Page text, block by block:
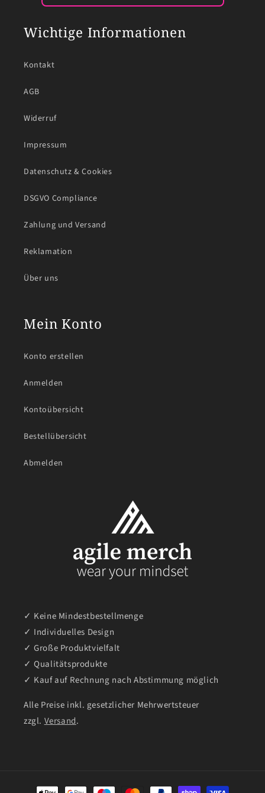
Wichtige Informationen
Kontakt
AGB
Widerruf
Impressum
Datenschutz & Cookies
DSGVO Compliance
Zahlung und Versand
Reklamation
Über uns
Mein Konto
Konto erstellen
Anmelden
Kontoübersicht
Bestellübersicht
Abmelden
✓ Keine Mindestbestellmenge
✓ Individuelles Design
✓ Große Produktvielfalt
✓ Qualitätsprodukte
✓ Kauf auf Rechnung nach Abstimmung möglich
Alle Preise inkl. gesetzlicher Mehrwertsteuer
zzgl. Versand.
Zahlungsarten